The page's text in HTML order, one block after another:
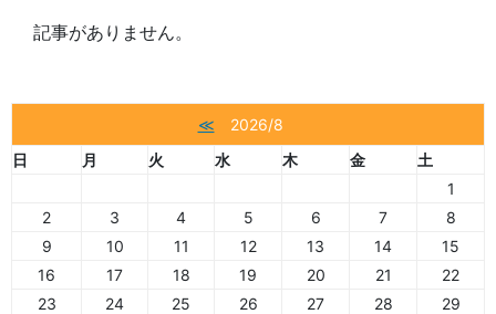
記事がありません。
≪ 2026/8
日
月 火 水 木 金
土
1
2
3 4 5 6 7
8
9
10 11 12 13 14
15
16
17 18 19 20 21
22
23
24 25 26 27 28
29